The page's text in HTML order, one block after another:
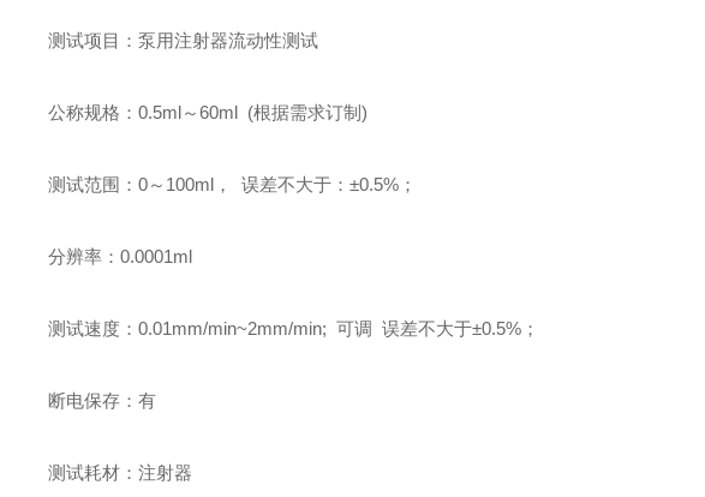
测试项目：泵用注射器流动性测试
公称规格：0.5ml～60ml (根据需求订制)
测试范围：0～100ml， 误差不大于：±0.5%；
分辨率：0.0001ml
测试速度：0.01mm/min~2mm/min; 可调 误差不大于±0.5%；
断电保存：有
测试耗材：注射器